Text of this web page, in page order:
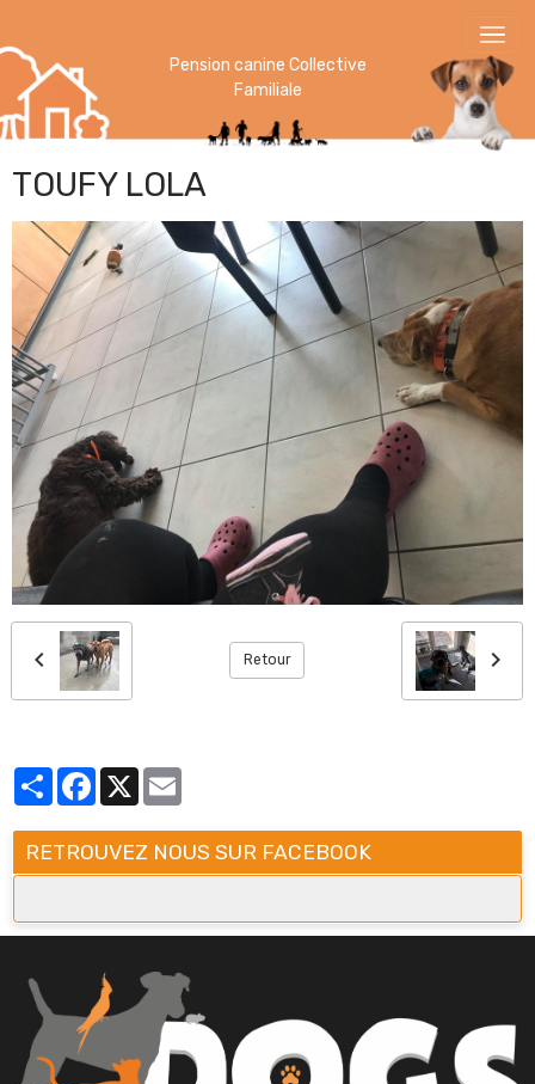
Pension canine Collective
Familiale
TOUFY LOLA
Retour
PartagerFacebook
X
RETROUVEZ NOUS SUR FACEBOOK